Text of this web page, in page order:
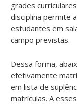
grades
disciplina permite
estudantes em
campo previstas.
Dessa forma,
efetivamente
em lista de
matrículas. A